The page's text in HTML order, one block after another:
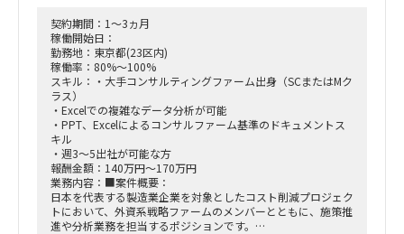
ど ⇒SIerにバトンタッチ
・但し、②③横断含めたPMO支援は求められる可能性ある
気がするが、現時点では不明
●今回提案内容と、想定業務内容（上記の★部分）
・まず「要求整理フェーズ」2か月。想定業務内容は、
【現状把握～課題洗出し～業務/システムなどのToBe要求の整
理】
・現在業務フロー、使用システム概要の把握（業務フローや
システム相関図の詳細の資料化は不要。PJメンバーなど関係者
で認識共有できるレベルの資料化でOK）
・販売会社などステークホルダーへヒアリング（販売会社は
数社程度を想定）
・予想される課題洗出し（保険業法改正で求められる内容
と、現状業務とのギャップ洗出し）
即日～2025年8月末予定
■出社の仕方について：
立ち上がり期は常駐、以降はフルリモート想定（詳細応相談）
契約期間：1～3ヵ月
稼働開始日：
勤務地：東京都(23区内)
稼働率：80%～100%
スキル：・大手コンサルティングファーム出身（SCまたはMク
ラス）
・Excelでの複雑なデータ分析が可能
・PPT、Excelによるコンサルファーム基準のドキュメントス
キル
・週3～5出社が可能な方
報酬金額：140万円～170万円
業務内容：■案件概要：
日本を代表する製造業企業を対象としたコスト削減プロジェク
トにおいて、外資系戦略ファームのメンバーとともに、施策推
進や分析業務を担当するポジションです。